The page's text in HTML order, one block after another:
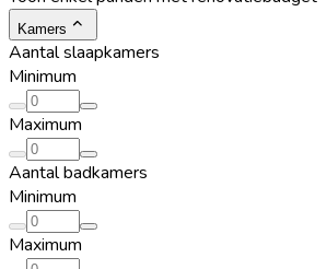
Kamers
Aantal slaapkamers
Minimum
Maximum
Aantal badkamers
Minimum
Maximum